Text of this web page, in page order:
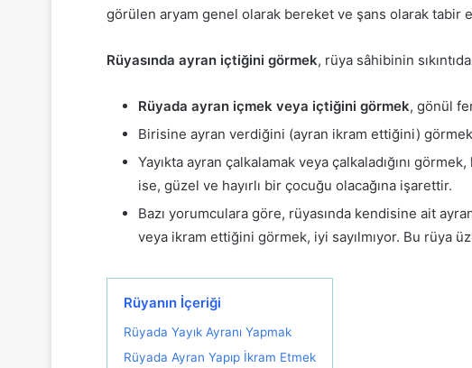
görülen aryam genel olarak bereket ve şans olarak tabir
Rüyasında ayran içtiğini görmek, rüya sâhibinin
Rüyada ayran içmek veya içtiğini görmek, gönül
Birisine ayran verdiğini (ayran ikram ettiğini)
Yayıkta ayran çalkalamak veya çalkaladığını
ise, güzel ve hayırlı bir çocuğu olacağına işarettir.
Bazı yorumculara göre, rüyasında kendisine ait
veya ikram ettiğini görmek, iyi sayılmıyor. Bu rüya
Rüyanın İçeriği
Rüyada Yayık Ayranı Yapmak
Rüyada Ayran Yapıp İkram Etmek